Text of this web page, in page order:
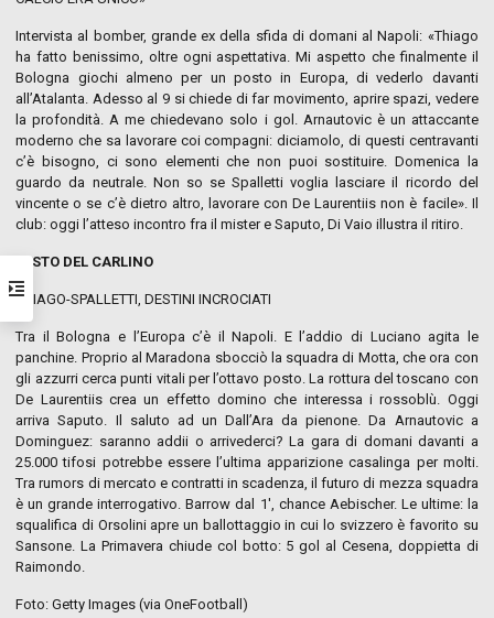
Intervista al bomber, grande ex della sfida di domani al Napoli: «Thiago
ha fatto benissimo, oltre ogni aspettativa. Mi aspetto che finalmente il
Bologna giochi almeno per un posto in Europa, di vederlo davanti
all’Atalanta. Adesso al 9 si chiede di far movimento, aprire spazi, vedere
la profondità. A me chiedevano solo i gol. Arnautovic è un attaccante
moderno che sa lavorare coi compagni: diciamolo, di questi centravanti
c’è bisogno, ci sono elementi che non puoi sostituire. Domenica la
guardo da neutrale. Non so se Spalletti voglia lasciare il ricordo del
vincente o se c’è dietro altro, lavorare con De Laurentiis non è facile». Il
club: oggi l’atteso incontro fra il mister e Saputo, Di Vaio illustra il ritiro.
RESTO DEL CARLINO
THIAGO-SPALLETTI, DESTINI INCROCIATI
Tra il Bologna e l’Europa c’è il Napoli. E l’addio di Luciano agita le
panchine. Proprio al Maradona sbocciò la squadra di Motta, che ora con
gli azzurri cerca punti vitali per l’ottavo posto. La rottura del toscano con
De Laurentiis crea un effetto domino che interessa i rossoblù. Oggi
arriva Saputo. Il saluto ad un Dall’Ara da pienone. Da Arnautovic a
Dominguez: saranno addii o arrivederci? La gara di domani davanti a
25.000 tifosi potrebbe essere l’ultima apparizione casalinga per molti.
Tra rumors di mercato e contratti in scadenza, il futuro di mezza squadra
è un grande interrogativo. Barrow dal 1′, chance Aebischer. Le ultime: la
squalifica di Orsolini apre un ballottaggio in cui lo svizzero è favorito su
Sansone. La Primavera chiude col botto: 5 gol al Cesena, doppietta di
Raimondo.
Foto: Getty Images (via OneFootball)